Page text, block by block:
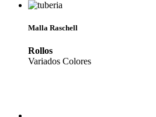
Malla Raschell
Rollos
Variados Colores